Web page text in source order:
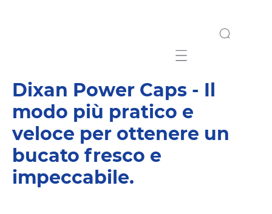
Mobile navigation
Dixan Power Caps - Il
modo più pratico e
veloce per ottenere un
bucato fresco e
impeccabile.